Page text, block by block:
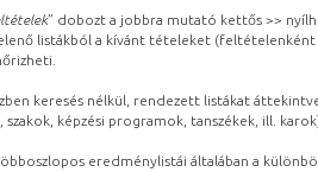
” dobozt a jobbra mutató kettős >>
listákból a kívánt tételeket (feltételenként
keresés nélkül, rendezett listákat
képzési programok, tanszékek, ill.
eredménylistái általában a